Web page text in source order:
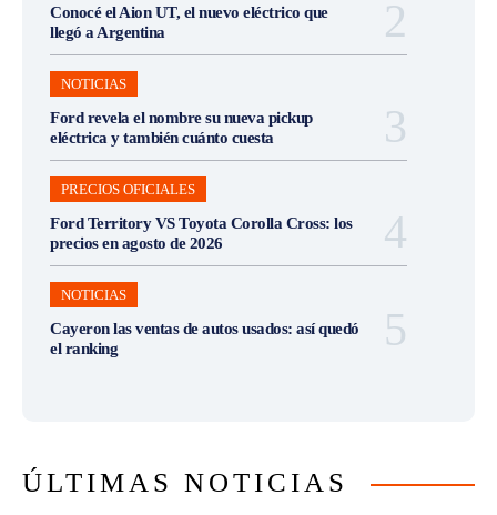
Conocé el Aion UT, el nuevo eléctrico que
llegó a Argentina
NOTICIAS
Ford revela el nombre su nueva pickup
eléctrica y también cuánto cuesta
PRECIOS OFICIALES
Ford Territory VS Toyota Corolla Cross: los
precios en agosto de 2026
NOTICIAS
Cayeron las ventas de autos usados: así quedó
el ranking
ÚLTIMAS NOTICIAS